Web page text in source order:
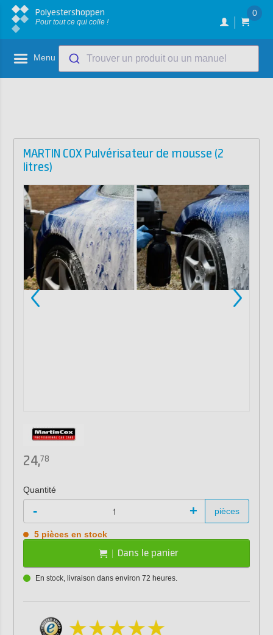
Polyestershoppen
Pour tout ce qui colle !
0
Menu Trouver un produit ou un manuel
MARTIN COX Pulvérisateur de mousse (2
litres)
24,78
Quantité
- + pièces
5 pièces en stock
Dans le panier
En stock, livraison dans environ 72 heures.